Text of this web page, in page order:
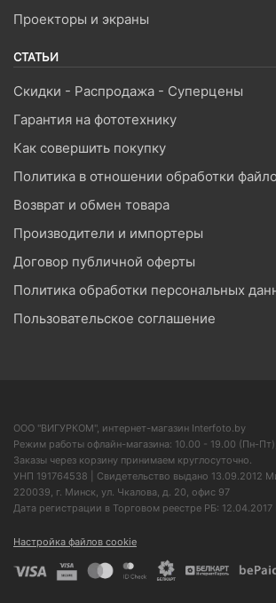
Проекторы и экраны
СТАТЬИ
Скидки - Распродажа - Суперцены
Гарантия на фототехнику
Как совершить покупку
Политика в отношении обработки
Возврат и обмен товара
Производители и импортеры
Договор публичной оферты
Политика обработки персональных
Пользовательское соглашение
ООО "ВИГУРКОМ", интернет-магазин Interfoto.by
Режим работы офлайн-магазина: 10.00 - 19.00 (Пн-
Заказы через корзину принимаем круглосуточно.
УНП 191764538 | Свидетельство выдано 13.09.2012
220039, г. Минск, ул. Чкалова, д. 20, офис 97
Дата регистрации в Торговом реестре РБ:
Настройка файлов cookie